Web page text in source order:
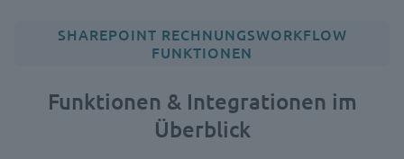
SHAREPOINT RECHNUNGSWORKFLOW
FUNKTIONEN
Funktionen & Integrationen im
Überblick